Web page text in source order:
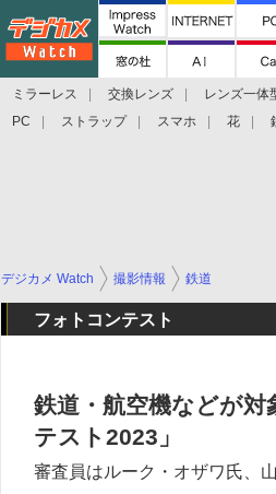
ミラーレス 交換レンズ レンズ一体
PC
ストラップ スマホ 花
デジカメ Watch 撮影情報 鉄道
フォトコンテスト
鉄道・航空機などが
テスト2023」
審査員はルーク・オザワ氏、